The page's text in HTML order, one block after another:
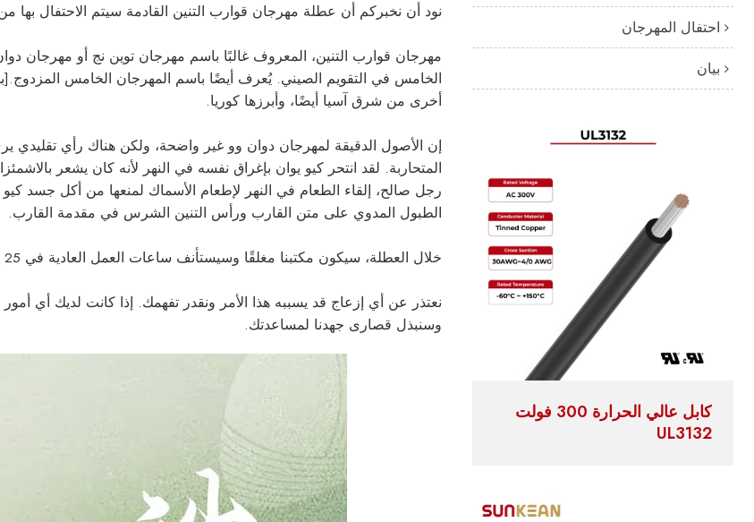
نود أن نخبركم أن عطلة مهرجان قوارب التنين القادمة سيتم الاحتفال بها من 22 يونيو إلى 24 يونيو 2023، وفقًا للوائح الحكومة
مهرجان قوارب التنين، المعروف غالبًا باسم مهرجان توين نج أو مهرجان
الخامس في التقويم الصيني. يُعرف أيضًا باسم المهرجان الخامس
أخرى من شرق آسيا أيضًا، وأبرزها كوريا.
إن الأصول الدقيقة لمهرجان دوان وو غير واضحة، ولكن هناك رأي تقليدي
المتحاربة. لقد انتحر كيو يوان بإغراق نفسه في النهر لأنه كان يشعر
رجل صالح، إلقاء الطعام في النهر لإطعام الأسماك لمنعها من أكل جسد
الطبول المدوي على متن القارب ورأس التنين الشرس في مقدمة القارب.
خلال العطلة، سيكون مكتبنا مغلقًا وسيستأنف ساعات العمل العادية في 25 يونيو 2023.
وسنبذل قصارى جهدنا لمساعدتك.
احتفال المهرجان
بيان
كابل عالي الحرارة 300 فولت
UL3132